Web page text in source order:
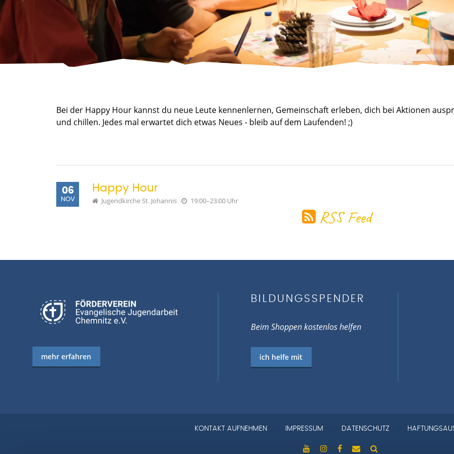
Bei der Happy Hour kannst du neue Leute kennenlernen, Gemeinschaft erleben, dich bei Aktionen
und chillen. Jedes mal erwartet dich etwas Neues - bleib auf dem Laufenden! ;)
06
NOV
Happy Hour
Jugendkirche St. Johannis 19:00–23:00 Uhr
RSS Feed
mehr erfahren
BILDUNGSSPENDER
Beim Shoppen kostenlos helfen
ich helfe mit
Navigation
KONTAKT AUFNEHMEN IMPRESSUM DATENSCHUTZ